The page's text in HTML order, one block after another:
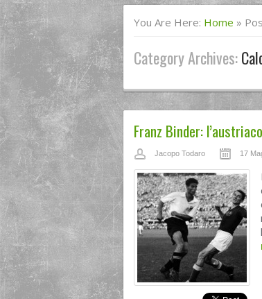
You Are Here: Home »
Category Archives:
Franz Binder:
Jacopo Todaro 17